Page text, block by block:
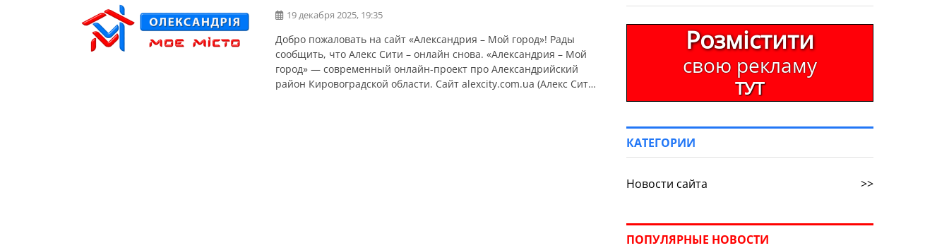
19 декабря 2025, 19:35
Добро пожаловать на сайт «Александрия – Мой город»! Рады
сообщить, что Алекс Сити – онлайн снова. «Александрия – Мой
город» — современный онлайн-проект про Александрийский
район Кировоградской области. Сайт alexcity.com.ua (Алекс Сити)
Розмістити
свою рекламу
ТУТ
КАТЕГОРИИ
Новости сайта >>
ПОПУЛЯРНЫЕ НОВОСТИ